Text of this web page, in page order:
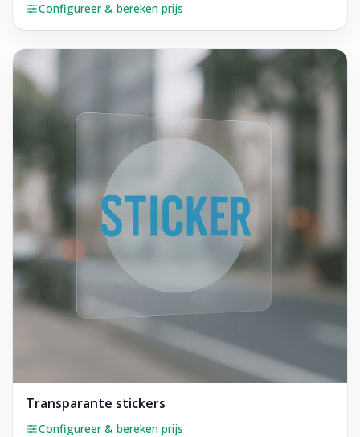
Configureer & bereken prijs
Transparante stickers
Configureer & bereken prijs